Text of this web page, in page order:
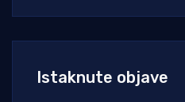
Istaknute objave